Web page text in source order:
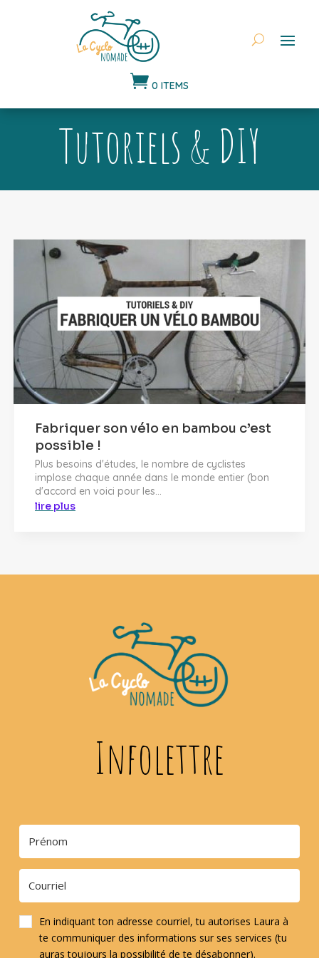
 0 ITEMS
Tutoriels & DIY
Fabriquer son vélo en bambou c’est
possible !
Plus besoins d'études, le nombre de cyclistes
implose chaque année dans le monde entier (bon
d'accord en voici pour les...
lire plus
Infolettre
En indiquant ton adresse courriel, tu autorises Laura à
te communiquer des informations sur ses services (tu
auras toujours la possibilité de te désabonner).